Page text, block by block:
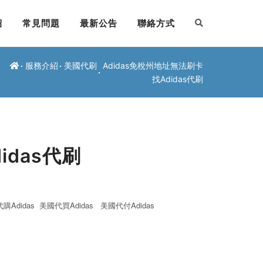
常見問題 最新公告 聯絡方式
服務介紹 美國代刷
Adidas免稅州地址無法刷卡
找Adidas代刷
代刷
購Adidas 美國代買Adidas
美國代付Adidas